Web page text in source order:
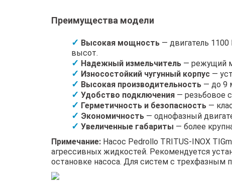
Преимущества модели
Высокая мощность — двигатель
высот.
Надежный измельчитель — режущий
Износостойкий чугунный корпус —
Высокая производительность — до 9
Удобство подключения — резьбовое
Герметичность и безопасность —
Экономичность — однофазный
Увеличенные габариты — более
Примечание: Насос Pedrollo TRITUS-INOX
агрессивных жидкостей. Рекомендуется
остановке насоса. Для систем с трехфазным